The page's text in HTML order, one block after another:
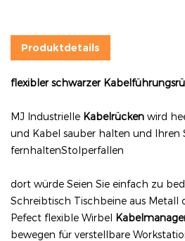
Produktdetails
flexibler schwarzer
MJ Industrielle Kabelrücken wird
und Kabel sauber halten und Ihren
fernhaltenStolperfallen
dort würde Seien Sie einfach zu
Schreibtisch Tischbeine aus Metall
Pefect flexible Wirbel
bewegen für verstellbare